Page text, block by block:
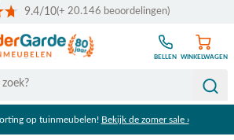
9.4/10(+ 20.146 beoordelingen)
BELLEN WINKELWAGEN
op tuinmeubelen! Bekijk de zomer sale ›